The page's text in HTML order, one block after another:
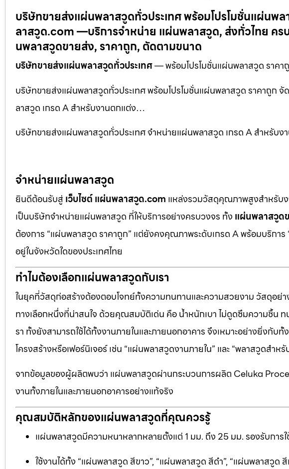
บริษัทขายส่งแผ่นพลาสวูดทั่วประเทศ พร้อมโปรโมชั่นแผ่นพ
ลาสวูด.com —บริการจำหน่าย แผ่นพลาสวูด, ส่งทั่วไทย ค
นพลาสวูดขายส่ง, ราคาถูก, ตัดตามขนาด
บริษัทขายส่งแผ่นพลาสวูดทั่วประเทศ— พร้อมโปรโมชั่นแผ่นพลาสวูด ราค
บริษัทขายส่งแผ่นพลาสวูดทั่วประเทศ พร้อมโปรโมชั่นแผ่นพลาสวูด ราคาถูก
ลาสวูด เกรด A สำหรับงานตกแต่ง…
บริษัทขายส่งแผ่นพลาสวูดทั่วประเทศ จำหน่ายแผ่นพลาสวูด เกรด A สำหรับง
จำหน่ายแผ่นพลาสวูด
ยินดีต้อนรับสู่เว็บไซต์ แผ่นพลาสวูด.com แหล่งรวมวัสดุคุณภาพสูงสำหรับง
เป็นบริษัทจำหน่ายแผ่นพลาสวูด ที่ให้บริการอย่างครบวงจร ทั้ง แผ่นพลาสวูด
ต้องการ “แผ่นพลาสวูด ราคาถูก” แต่ยังคงคุณภาพระดับเกรด A พร้อมบริก
อยู่ในจังหวัดใดของประเทศไทย
ทำไมต้องเลือกแผ่นพลาสวูดกับเรา
ในยุคที่วัสดุก่อสร้างต้องตอบโจทย์ทั้งความทนทานและความสวยงาม วัสดุอย่า
ทางเลือกหนึ่งที่น่าสนใจ ด้วยคุณสมบัติเด่น คือ น้ำหนักเบา ไม่ดูดซึมความชื้น
รา ทั้งยังสามารถใช้ได้ทั้งงานภายในและภายนอกอาคาร จึงเหมาะอย่างยิ่งกั
โครงสร้างหรือเฟอร์นิเจอร์ เช่น “แผ่นพลาสวูดงานภายใน” และ “พลาสวูดสำห
จากข้อมูลของผู้ผลิตพบว่า แผ่นพลาสวูดผ่านกระบวนการผลิต Celuka
งานทั้งภายในและภายนอกอาคารอย่างแท้จริง
คุณสมบัติหลักของแผ่นพลาสวูดที่คุณควรรู้
แผ่นพลาสวูดมีความหนาหลากหลายตั้งแต่ 1 มม. ถึง 25 มม. รองรับการ
ใช้งานได้ทั้ง “แผ่นพลาสวูด สีขาว”, “แผ่นพลาสวูด สีดำ”, “แผ่นพลาสวูด